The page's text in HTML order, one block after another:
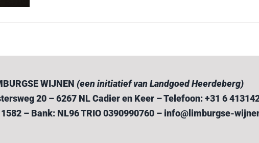
WIJNEN (een initiatief van Landgoed Heerdeberg)
20 – 6267 NL Cadier en Keer – Telefoon: +31 6
– Bank: NL96 TRIO 0390990760 –info@limburgse-